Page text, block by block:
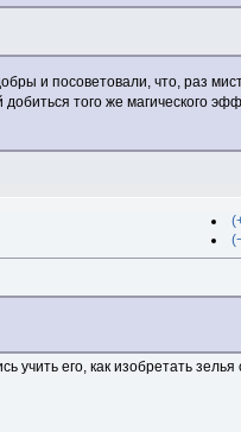
и посоветовали, что, раз
того же магического
учить его, как изобретать